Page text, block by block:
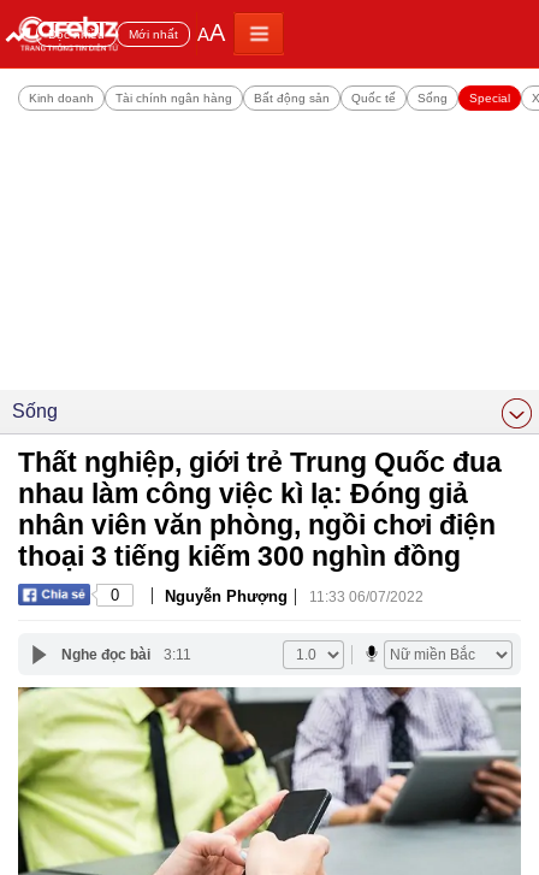
Đọc nhiều Mới nhất AA
Kinh doanh Tài chính ngân hàng Bất động sản Quốc tế Sống Special
Sống
Thất nghiệp, giới trẻ Trung Quốc đua
nhau làm công việc kì lạ: Đóng giả
nhân viên văn phòng, ngồi chơi điện
thoại 3 tiếng kiếm 300 nghìn đồng
0 | Nguyễn Phượng | 11:33 06/07/2022
Nghe đọc bài 3:11